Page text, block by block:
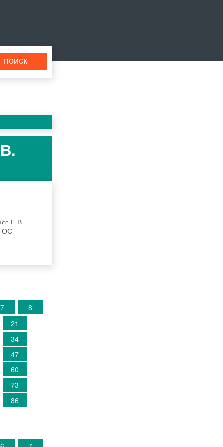
Е.В.
7
8
21
34
47
60
73
86